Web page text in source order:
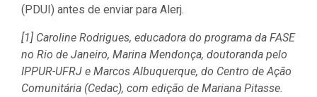
(PDUI) antes de enviar para Alerj.
[1] Caroline Rodrigues, educadora do programa da FASE
no Rio de Janeiro, Marina Mendonça, doutoranda pelo
IPPUR-UFRJ e Marcos Albuquerque, do Centro de Ação
Comunitária (Cedac), com edição de Mariana Pitasse.